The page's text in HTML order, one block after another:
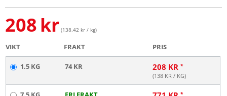
208kr (138.42 kr / kg)
VIKT FRAKT PRIS
1.5 KG 74 KR 208 KR
(138 KR / KG)